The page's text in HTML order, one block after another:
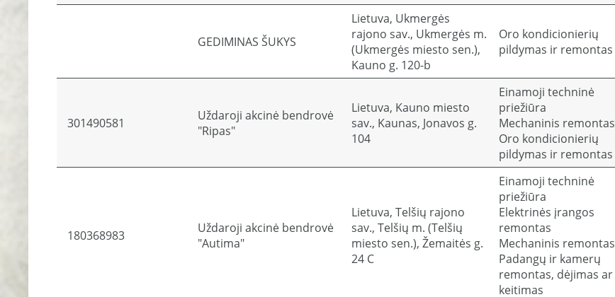
GEDIMINAS ŠUKYS
Lietuva, Ukmergės
rajono sav., Ukmergės m.
(Ukmergės miesto sen.),
Kauno g. 120-b
Oro kondicionierių
pildymas ir remontas
301490581
Uždaroji akcinė bendrovė
"Ripas"
Lietuva, Kauno miesto
sav., Kaunas, Jonavos g.
104
Einamoji techninė
priežiūra
Mechaninis remontas
Oro kondicionierių
pildymas ir remontas
180368983
Uždaroji akcinė bendrovė
"Autima"
Lietuva, Telšių rajono
sav., Telšių m. (Telšių
miesto sen.), Žemaitės g.
24 C
Einamoji techninė
priežiūra
Elektrinės įrangos
remontas
Mechaninis remontas
Padangų ir kamerų
remontas, dėjimas ar
keitimas